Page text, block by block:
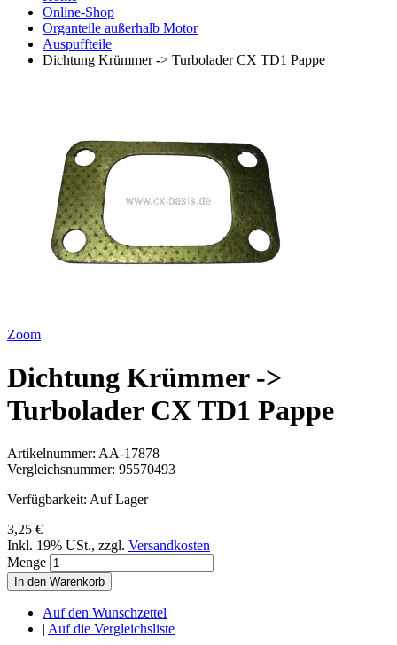
Online-Shop
Organteile außerhalb Motor
Auspuffteile
Dichtung Krümmer -> Turbolader CX TD1 Pappe
Zoom
Dichtung Krümmer ->
Turbolader CX TD1 Pappe
Artikelnummer: AA-17878
Vergleichsnummer: 95570493
Verfügbarkeit: Auf Lager
3,25 €
Inkl. 19% USt., zzgl. Versandkosten
Menge
In den Warenkorb
Auf den Wunschzettel
| Auf die Vergleichsliste